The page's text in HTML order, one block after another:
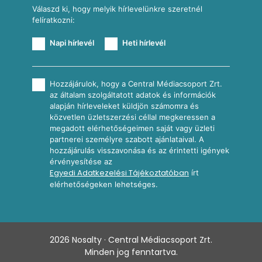
Válaszd ki, hogy melyik hírlevelünkre szeretnél
felíratkozni:
Napi hírlevél Heti hírlevél
Hozzájárulok, hogy a Central Médiacsoport Zrt.
az általam szolgáltatott adatok és információk
alapján hírleveleket küldjön számomra és
közvetlen üzletszerzési céllal megkeressen a
megadott elérhetőségeimen saját vagy üzleti
partnerei személyre szabott ajánlataival. A
hozzájárulás visszavonása és az érintetti igények
érvényesítése az
Egyedi Adatkezelési Tájékoztatóban írt
elérhetőségeken lehetséges.
2026 Nosalty · Central Médiacsoport Zrt.
Minden jog fenntartva.